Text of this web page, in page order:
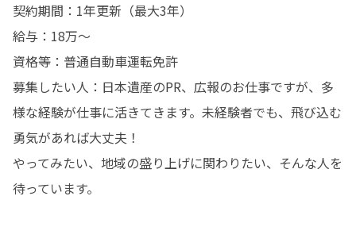
契約期間：1年更新（最大3年）
給与：18万～
資格等：普通自動車運転免許
募集したい人：日本遺産のPR、広報のお仕事ですが、多
様な経験が仕事に活きてきます。未経験者でも、飛び込む
勇気があれば大丈夫！
やってみたい、地域の盛り上げに関わりたい、そんな人を
待っています。